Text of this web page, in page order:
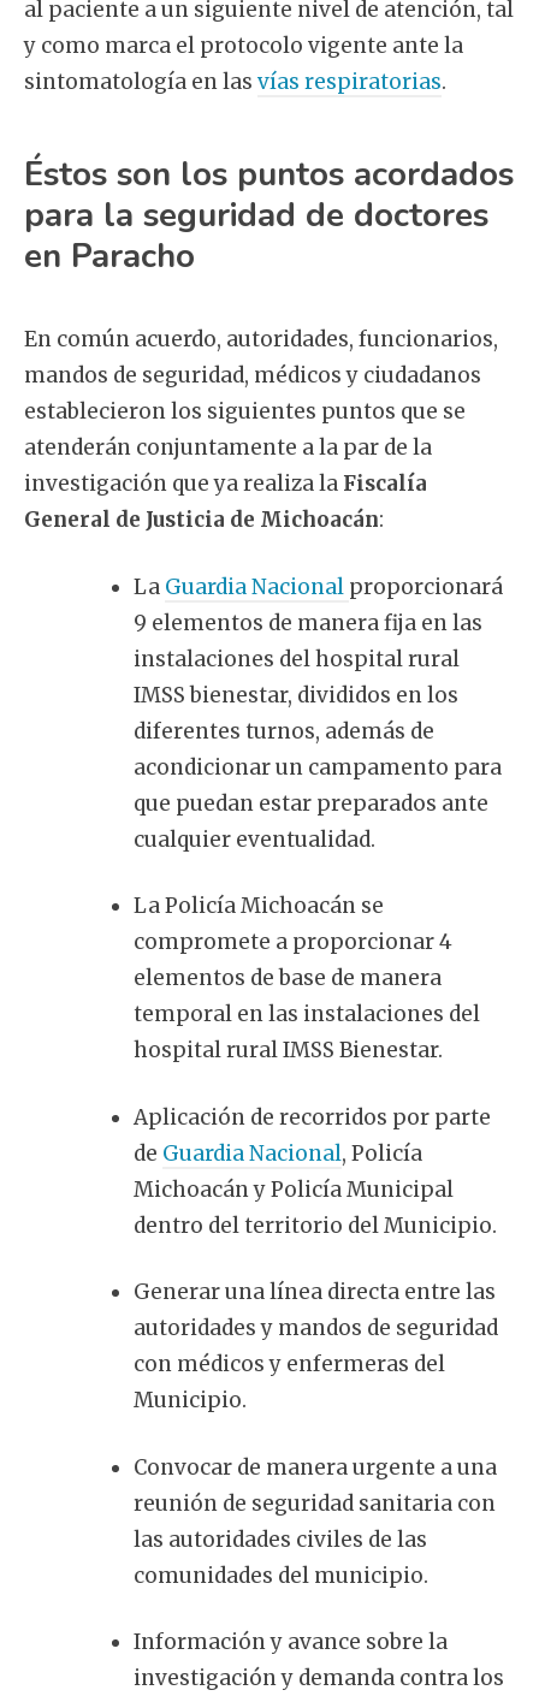
al paciente a un siguiente nivel de atención, tal
y como marca el protocolo vigente ante la
sintomatología en las vías respiratorias.
Éstos son los puntos acordados
para la seguridad de doctores
en Paracho
En común acuerdo, autoridades, funcionarios,
mandos de seguridad, médicos y ciudadanos
establecieron los siguientes puntos que se
atenderán conjuntamente a la par de la
investigación que ya realiza la Fiscalía
General de Justicia de Michoacán:
La Guardia Nacional proporcionará
9 elementos de manera fija en las
instalaciones del hospital rural
IMSS bienestar, divididos en los
diferentes turnos, además de
acondicionar un campamento para
que puedan estar preparados ante
cualquier eventualidad.
La Policía Michoacán se
compromete a proporcionar 4
elementos de base de manera
temporal en las instalaciones del
hospital rural IMSS Bienestar.
Aplicación de recorridos por parte
de Guardia Nacional, Policía
Michoacán y Policía Municipal
dentro del territorio del Municipio.
Generar una línea directa entre las
autoridades y mandos de seguridad
con médicos y enfermeras del
Municipio.
Convocar de manera urgente a una
reunión de seguridad sanitaria con
las autoridades civiles de las
comunidades del municipio.
Información y avance sobre la
investigación y demanda contra los